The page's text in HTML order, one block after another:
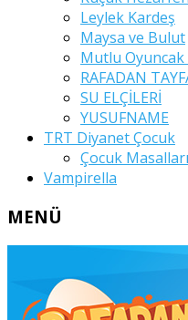
Leylek Kardeş
Maysa ve Bulut
Mutlu Oyuncak
RAFADAN
SU ELÇİLERİ
YUSUFNAME
TRT Diyanet Çocuk
Çocuk Masalları
Vampirella
MENÜ